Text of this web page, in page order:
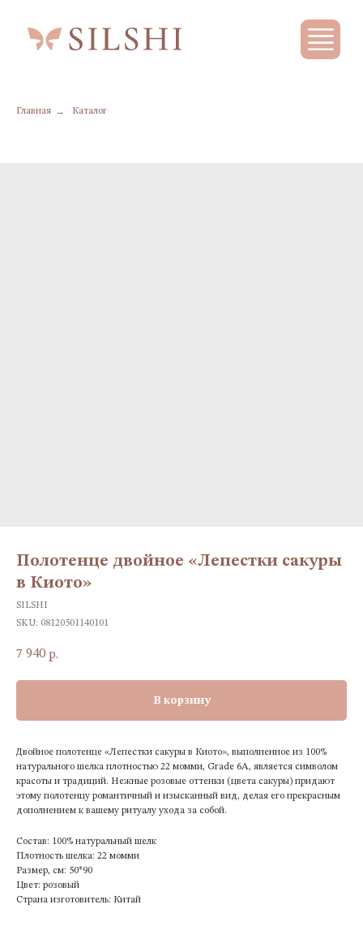
Главная → Каталог
Полотенце двойное «Лепестки сакуры
в Киото»
SILSHI
SKU: 08120501140101
7 940 р.
В корзину
Двойное полотенце «Лепестки сакуры в Киото», выполненное из 100%
натурального шелка плотностью 22 момми, Grade 6A, является символом
красоты и традиций. Нежные розовые оттенки (цвета сакуры) придают
этому полотенцу романтичный и изысканный вид, делая его прекрасным
дополнением к вашему ритуалу ухода за собой.
Состав: 100% натуральный шелк
Плотность шелка: 22 момми
Размер, см: 50*90
Цвет: розовый
Страна изготовитель: Китай